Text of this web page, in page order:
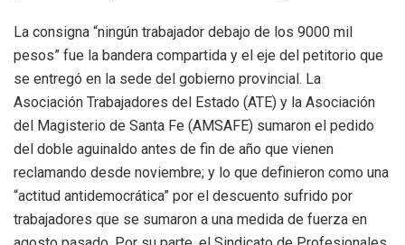
La consigna “ningún trabajador debajo de los 9000 mil
pesos” fue la bandera compartida y el eje del petitorio que
se entregó en la sede del gobierno provincial. La
Asociación Trabajadores del Estado (ATE) y la Asociación
del Magisterio de Santa Fe (AMSAFE) sumaron el pedido
del doble aguinaldo antes de fin de año que vienen
reclamando desde noviembre; y lo que definieron como una
“actitud antidemocrática” por el descuento sufrido por
trabajadores que se sumaron a una medida de fuerza en